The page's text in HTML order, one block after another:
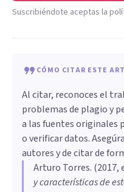
Suscribiéndote aceptas la
CÓMO CITAR ESTE
Al citar, reconoces el
problemas de plagio y
a las fuentes originales
o verificar datos.
autores y de citar de
Arturo Torres. (2017,
y características de